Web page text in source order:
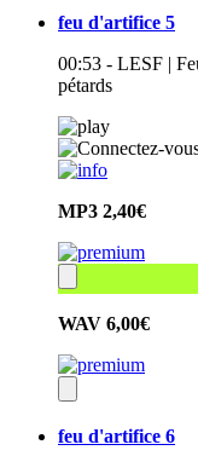
feu d'artifice 5
00:53 - LESF |
pétards
MP3 2,40€
WAV 6,00€
feu d'artifice 6